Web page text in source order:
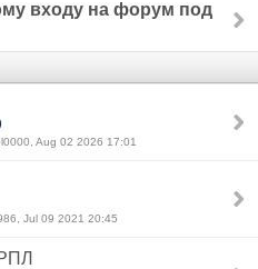
входу на форум под
Aug 02 2026 17:01
Jul 09 2021 20:45